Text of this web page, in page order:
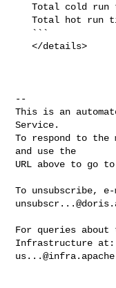
   Total cold run time: 234821 ms
   Total hot run time: 152510 ms
   </details>
--
This is an
Service.
To respond to the
and use the
URL above to go
To unsubscribe,
For queries